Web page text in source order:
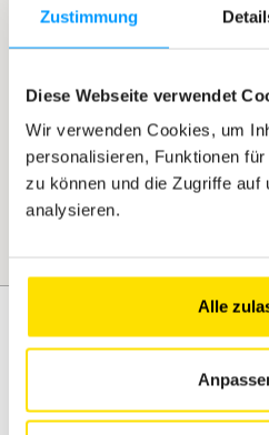
Zustimmung
Diese Webseite verwendet
Wir verwenden Cookies, um
personalisieren, Funktionen
zu können und die Zugriffe auf
analysieren.
Alle
Reisen